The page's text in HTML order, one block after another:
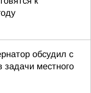
обсудил с
задачи местного